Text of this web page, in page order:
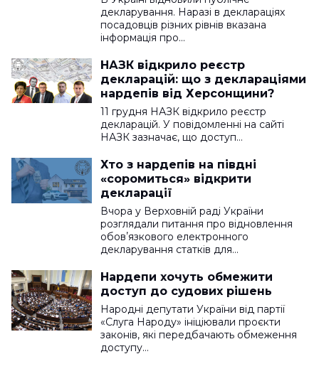
декларування. Наразі в деклараціях
посадовців різних рівнів вказана
інформація про…
НАЗК відкрило реєстр
декларацій: що з деклараціями
нардепів від Херсонщини?
11 грудня НАЗК відкрило реєстр
декларацій. У повідомленні на сайті
НАЗК зазначає, що доступ…
Хто з нардепів на півдні
«соромиться» відкрити
декларації
Вчора у Верховній раді України
розглядали питання про відновлення
обовʼязкового електронного
декларування статків для…
Нардепи хочуть обмежити
доступ до судових рішень
Народні депутати України від партії
«Слуга Народу» ініціювали проєкти
законів, які передбачають обмеження
доступу…